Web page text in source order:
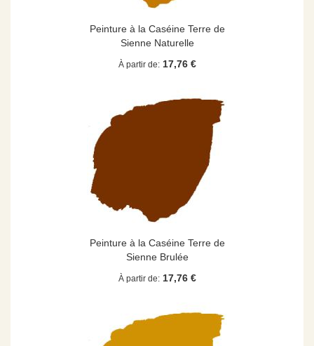
Peinture à la Caséine Terre de
Sienne Naturelle
À partir de 17,76 €
Peinture à la Caséine Terre de
Sienne Brulée
À partir de 17,76 €